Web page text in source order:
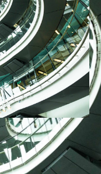
ha
la
las
y el
de
de